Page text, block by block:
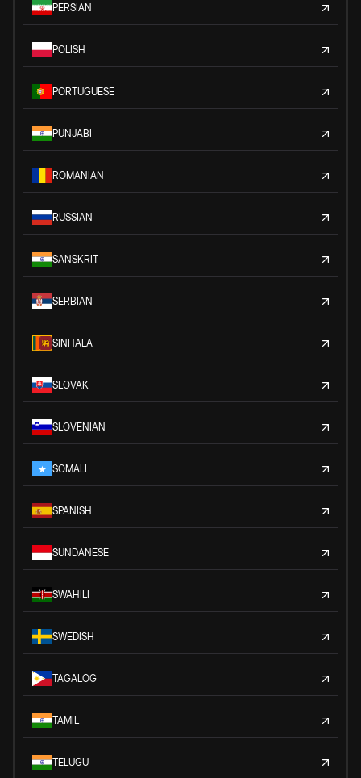
PERSIAN
POLISH
PORTUGUESE
PUNJABI
ROMANIAN
RUSSIAN
SANSKRIT
SERBIAN
SINHALA
SLOVAK
SLOVENIAN
SOMALI
SPANISH
SUNDANESE
SWAHILI
SWEDISH
TAGALOG
TAMIL
TELUGU